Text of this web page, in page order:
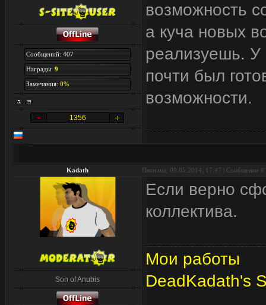
Сообщений: 407
Награды:9
Замечания:0%
1356
возможность
а куча новых
реализуешь. У
почти был
возможности.
Kadath Пятница, 09.05.2014, 17:47 | Сообщение #
Son of Anubis
Если верно
коллектива.
Мои работы
DeadKadath's